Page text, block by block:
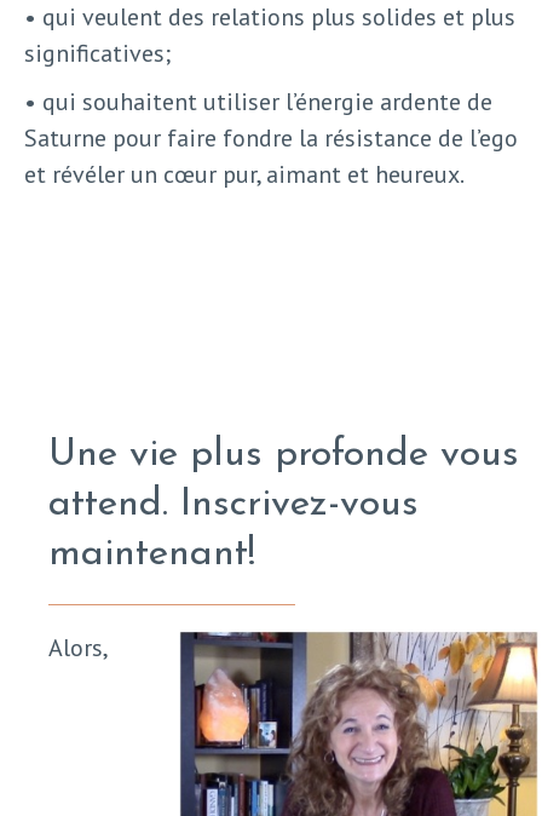
• qui veulent des relations plus solides et plus
significatives;
• qui souhaitent utiliser l’énergie ardente de
Saturne pour faire fondre la résistance de l’ego
et révéler un cœur pur, aimant et heureux.
Une vie plus profonde vous
attend. Inscrivez-vous
maintenant!
Alors,